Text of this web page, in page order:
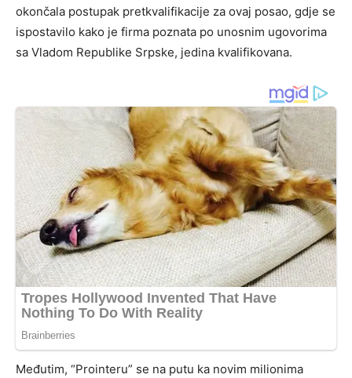
okončala postupak pretkvalifikacije za ovaj posao, gdje se
ispostavilo kako je firma poznata po unosnim ugovorima
sa Vladom Republike Srpske, jedina kvalifikovana.
Međutim, “Prointeru” se na putu ka novim milionima